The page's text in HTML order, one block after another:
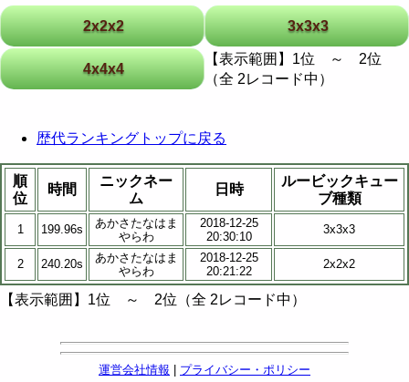
2x2x2 3x3x3
4x4x4
【表示範囲】1位 ～ 2位
（全 2レコード中）
歴代ランキングトップに戻る
順
位
時間
ニックネー
ム
日時
ルービックキュー
ブ種類
1 199.96s
あかさたなはま
やらわ
2018-12-25
20:30:10
3x3x3
2 240.20s
あかさたなはま
やらわ
2018-12-25
20:21:22
2x2x2
【表示範囲】1位 ～ 2位（全 2レコード中）
運営会社情報 | プライバシー・ポリシー